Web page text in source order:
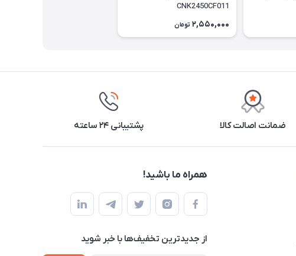
CNK2450CF011
2,550,000 تومان
ضمانت اصالت کالا پشتیبانی ۲۴ ساعته
همراه ما باشید!
از جدید‌ترین تخفیف‌ها با‌ خبر شوید